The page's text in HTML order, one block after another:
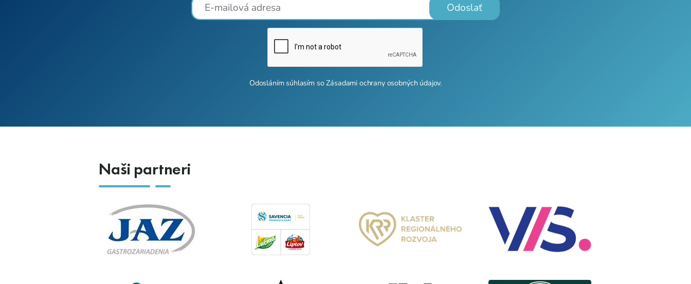
Odoslať
Odosláním súhlasím soZásadami ochrany osobných údajov.
Naši partneri